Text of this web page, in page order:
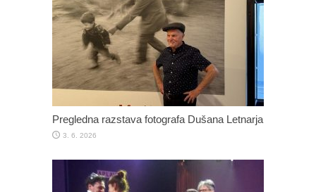
Pregledna razstava fotografa Dušana Letnarja
3. 6. 2026